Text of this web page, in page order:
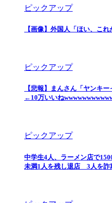
ピックアップ
【画像】外国人「ほい、こ
ピックアップ
【悲報】まんさん「ヤンキ
←10万いいね
ピックアップ
中学生4人、ラーメン店で
未満1人を残し退店 3人を詐